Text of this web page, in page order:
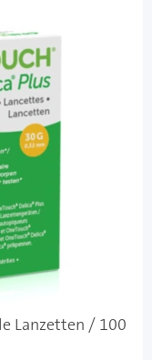
Lanzetten / 100